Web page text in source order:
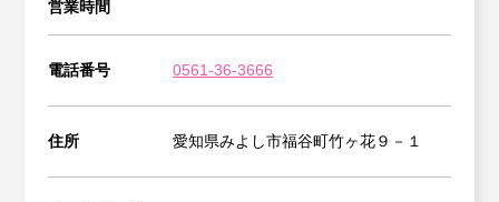
営業時間
電話番号 0561-36-3666
住所 愛知県みよし市福谷町竹ヶ花９－１